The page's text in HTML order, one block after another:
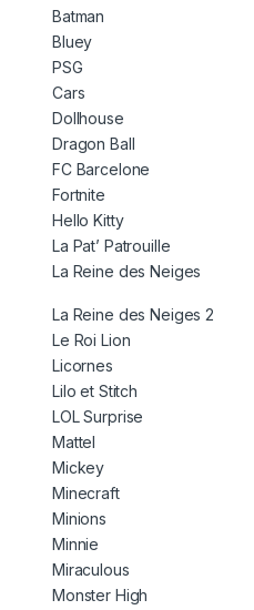
Batman
Bluey
PSG
Cars
Dollhouse
Dragon Ball
FC Barcelone
Fortnite
Hello Kitty
La Pat’ Patrouille
La Reine des Neiges
La Reine des Neiges 2
Le Roi Lion
Licornes
Lilo et Stitch
LOL Surprise
Mattel
Mickey
Minecraft
Minions
Minnie
Miraculous
Monster High